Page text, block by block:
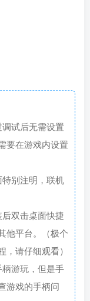
试后无需设置
要在游戏内设置
别注明，联机
双击桌面快捷
他平台。（极个
请仔细观看）
游玩，但是手
游戏的手柄问